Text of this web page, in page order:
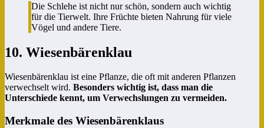
Die Schlehe ist nicht nur schön, sondern auch wichtig
für die Tierwelt. Ihre Früchte bieten Nahrung für viele
Vögel und andere Tiere.
10. Wiesenbärenklau
Wiesenbärenklau ist eine Pflanze, die oft mit anderen Pflanzen
verwechselt wird. Besonders wichtig ist, dass man die
Unterschiede kennt, um Verwechslungen zu vermeiden.
Merkmale des Wiesenbärenklaus